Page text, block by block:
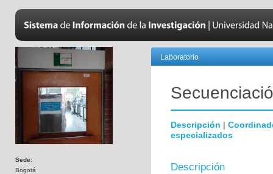
Sede:
Bogotá
Laboratorio
Descripción |
especializados
Descripción